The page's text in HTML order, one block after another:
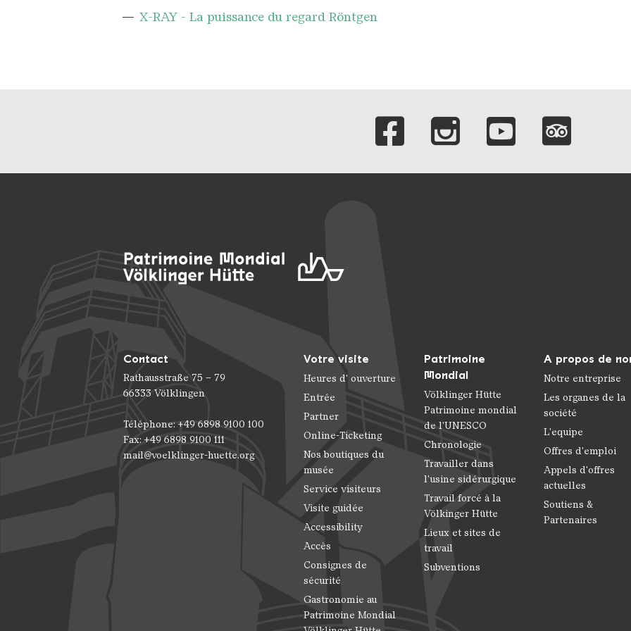
X-RAY - La puissance du regard Röntgen
Liens vers nos
Contact
Rathausstraße 75 – 79
66333 Völklingen
Téléphone: +49 6898 9100 100
Fax: +49 6898 9100 111
mail@voelklinger-huette.org
Votre visite
Heures d' ouverture
Entrée
Partner
Online-Ticketing
Nos boutiques du
musée
Service visiteurs
Visite guidée
Accessibility
Accès
Consignes de
sécurité
Gastronomie au
Patrimoine Mondial
Patrimoine
Mondial
Völklinger Hütte
Patrimoine mondial
de l'UNESCO
Chronologie
Travailler dans
l'usine sidérurgique
Travail forcé à la
Völkinger Hütte
Lieux et sites de
travail
Subventions
A propos de
Notre entreprise
Les organes de la
société
L'equipe
Offres d'emploi
Appels d'offres
actuelles
Soutiens &
Partenaires